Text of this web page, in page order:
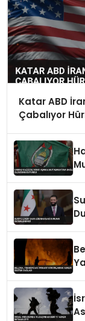
Katar ABD
Çabalıyor